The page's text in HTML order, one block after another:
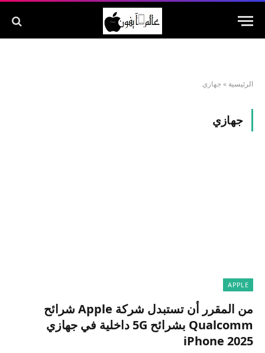
الرئيسية »جهازي
جهازي
APPLE
من المقرر أن تستبدل شركة Apple شرائح
Qualcomm بشرائح 5G داخلية في جهازي
iPhone 2025